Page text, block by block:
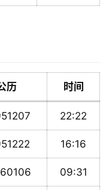
历 时间
22:22
16:16
09:31